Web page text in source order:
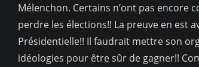
Mélenchon. Certains n’ont pas encore
perdre les élections!! La preuve en est
Présidentielle!! Il faudrait mettre son
idéologies pour être sûr de gagner!!